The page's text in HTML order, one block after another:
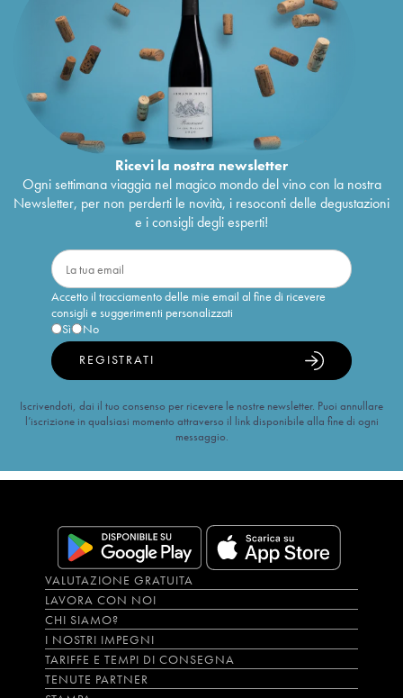
Ricevi la nostra newsletter
Ogni settimana viaggia nel magico mondo del vino con la nostra
Newsletter, per non perderti le novità, i resoconti delle degustazioni
e i consigli degli esperti!
Accetto il tracciamento delle mie email al fine di ricevere
consigli e suggerimenti personalizzati
Sì
No
REGISTRATI
Iscrivendoti, dai il tuo consenso per ricevere le nostre newsletter. Puoi annullare
l’iscrizione in qualsiasi momento attraverso il link disponibile alla fine di ogni
messaggio.
VALUTAZIONE GRATUITA
LAVORA CON NOI
CHI SIAMO?
I NOSTRI IMPEGNI
TARIFFE E TEMPI DI CONSEGNA
TENUTE PARTNER